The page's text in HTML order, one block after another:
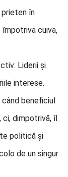
prieten în
cuiva,
Liderii și
interese.
când beneficiul
dimpotrivă, îl
politică și
de un singur